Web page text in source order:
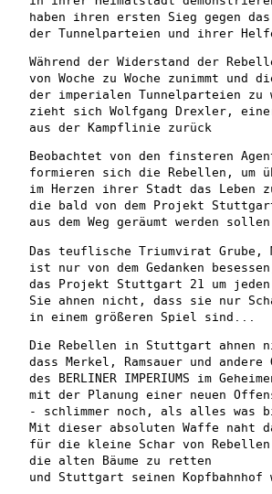
haben ihren ersten Sieg gegen das
der Tunnelparteien und ihrer
Während der Widerstand der
von Woche zu Woche zunimmt und
der imperialen Tunnelparteien zu
zieht sich Wolfgang Drexler,
aus der Kampflinie zurück
Beobachtet von den finsteren
formieren sich die Rebellen, um
im Herzen ihrer Stadt das Leben
die bald von dem Projekt
aus dem Weg geräumt werden
Das teuflische Triumvirat Grube,
ist nur von dem Gedanken
das Projekt Stuttgart 21 um jeden
Sie ahnen nicht, dass sie nur
in einem größeren Spiel sind...
Die Rebellen in Stuttgart ahnen
dass Merkel, Ramsauer und andere
des BERLINER IMPERIUMS im
mit der Planung einer neuen
- schlimmer noch, als alles was
Mit dieser absoluten Waffe naht
für die kleine Schar von Rebellen
die alten Bäume zu retten
und Stuttgart seinen Kopfbahnhof